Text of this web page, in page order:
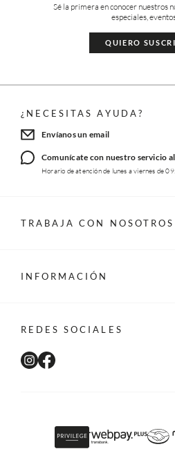
Sé la primera en conocer nuestros
especiales,
QUIERO
¿NECESITAS AYUDA?
Envíanos un email
Comunícate con nuestro servicio
Horario de atención de lunes a viernes de
TRABAJA CON NOSOTROS
INFORMACIÓN
REDES SOCIALES